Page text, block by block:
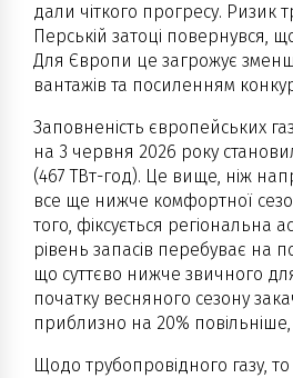
дали чіткого прогресу. Ризик
Перській затоці повернувся,
Для Європи це загрожує
вантажів та посиленням
Заповненість європейських
на 3 червня 2026 року
(467 ТВт-год). Це вище, ніж
все ще нижче комфортної
того, фіксується регіональна
рівень запасів перебуває на
що суттєво нижче звичного
початку весняного сезону
приблизно на 20% повільніше,
Щодо трубопровідного газу,